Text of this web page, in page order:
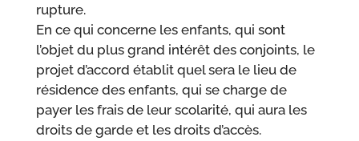
rupture.
En ce qui concerne les enfants, qui sont
l’objet du plus grand intérêt des conjoints, le
projet d’accord établit quel sera le lieu de
résidence des enfants, qui se charge de
payer les frais de leur scolarité, qui aura les
droits de garde et les droits d’accès.